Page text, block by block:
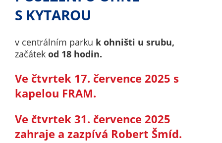
S KYTAROU
v centrálním parku k ohništi u srubu,
začátek od 18 hodin.
Ve čtvrtek 17. července 2025 s
kapelou FRAM.
Ve čtvrtek 31. července 2025
zahraje a zazpívá Robert Šmíd.
nebo
Analytické
cookies nám